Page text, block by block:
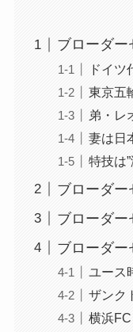
ブローダー
ドイツ
東京五
弟・レ
妻は日
特技は
ブローダー
ブローダー
ブローダー
ユース
ザンク
横浜FC